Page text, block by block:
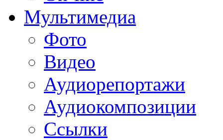
Мультимедиа
Фото
Видео
Аудиорепортажи
Аудиокомпозиции
Ссылки